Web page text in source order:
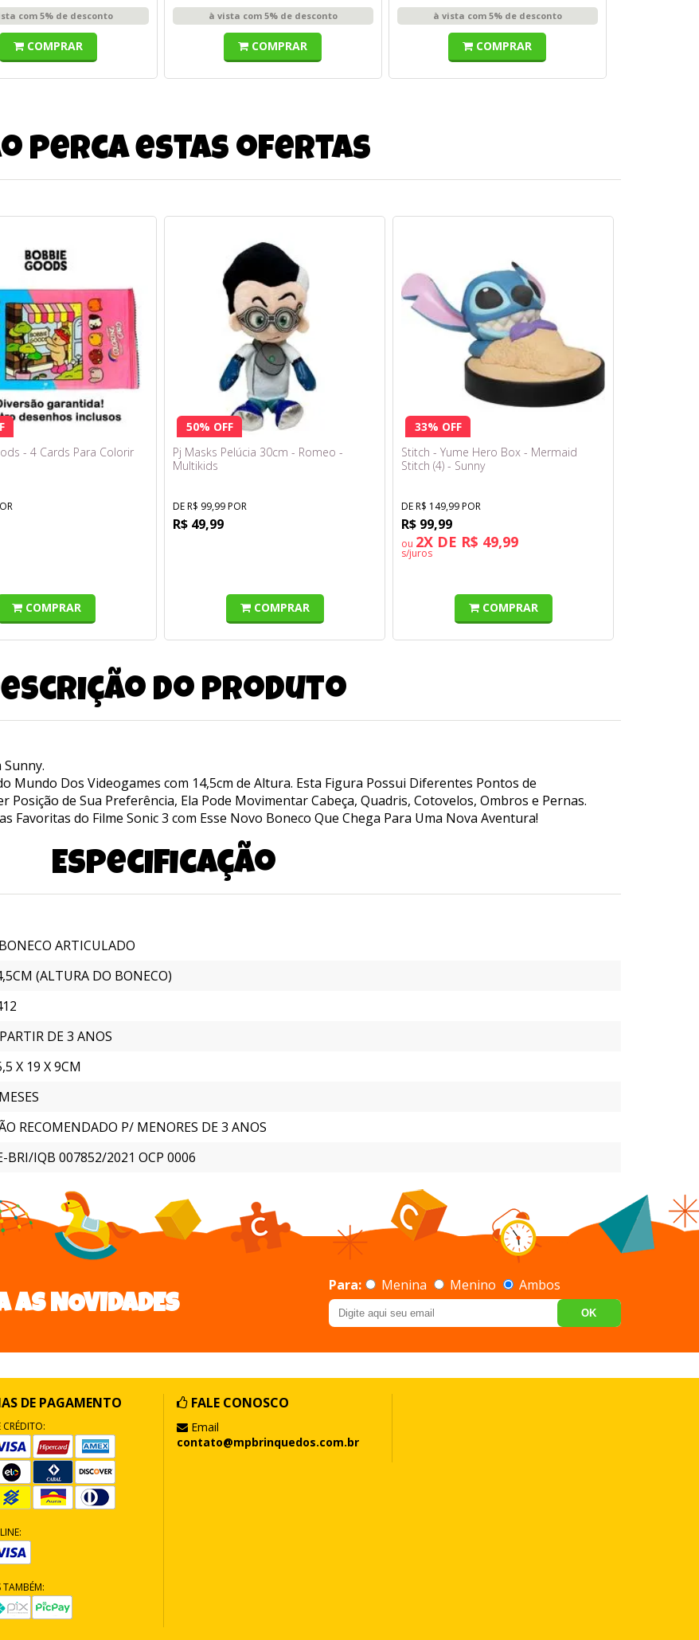
com 5% de desconto
COMPRAR
à vista com 5% de desconto
COMPRAR
à vista com 5% de desconto
COMPRAR
perca estas ofertas
- 4 Cards Para Colorir
COMPRAR
50% OFF
Pj Masks Pelúcia 30cm - Romeo -
Multikids
DE R$ 99,99 POR
R$ 49,99
COMPRAR
33% OFF
Stitch - Yume Hero Box - Mermaid
Stitch (4) - Sunny
DE R$ 149,99 POR
R$ 99,99
ou 2X DE R$ 49,99
s/juros
COMPRAR
do produto
Mundo Dos Videogames com 14,5cm de Altura. Esta Figura Possui Diferentes Pontos de
Posição de Sua Preferência, Ela Pode Movimentar Cabeça, Quadris, Cotovelos, Ombros e Pernas.
Favoritas do Filme Sonic 3 com Esse Novo Boneco Que Chega Para Uma Nova Aventura!
Especificação
ARTICULADO
(ALTURA DO BONECO)
DE 3 ANOS
X 19 X 9CM
RECOMENDADO P/ MENORES DE 3 ANOS
BRI/IQB 007852/2021 OCP 0006
AS NOVIDADES
Para: Menina Menino Ambos
OK
DE PAGAMENTO
TAMBÉM:
FALE CONOSCO
Email
contato@mpbrinquedos.com.br